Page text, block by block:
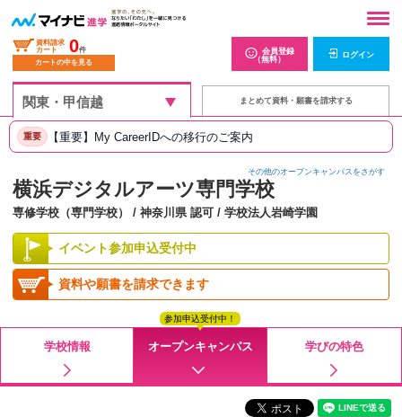
資料請求
カート
0件
カートの中を見る
会員登録
（無料）
ログイン
まとめて資料・願書を請求する
重要 【重要】My CareerIDへの移行のご案内
その他のオープンキャンパスをさがす
横浜デジタルアーツ専門学校
専修学校（専門学校） / 神奈川県 認可 / 学校法人岩崎学園
イベント参加申込受付中
資料や願書を請求できます
学校情報 オープンキャンパス
参加申込受付中！
学びの特色